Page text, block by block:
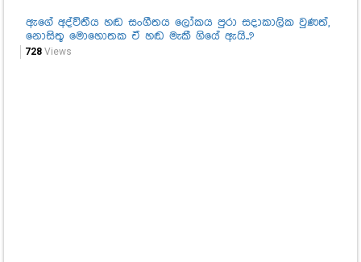
ඇගේ අද්විතීය හඬ සංගීතය ලෝකය පුරා සදාකාලික වුණත්,
නොසිතූ මොහොතක ඒ හඬ මැකී ගියේ ඇයි..?
728 Views